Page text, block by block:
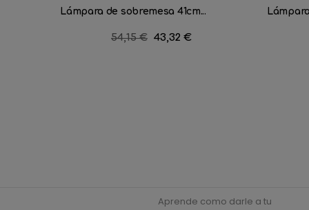
Lámpara de sobremesa 41cm...
Precio
54,15 € Precio
43,32 €
Aprende como darle a tu